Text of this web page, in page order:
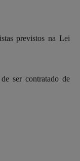
previstos na Lei
ser contratado de